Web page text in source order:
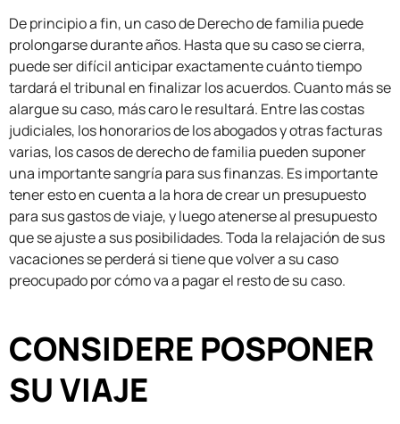
De principio a fin, un caso de Derecho de familia puede
prolongarse durante años. Hasta que su caso se cierra,
puede ser difícil anticipar exactamente cuánto tiempo
tardará el tribunal en finalizar los acuerdos. Cuanto más se
alargue su caso, más caro le resultará. Entre las costas
judiciales, los honorarios de los abogados y otras facturas
varias, los casos de derecho de familia pueden suponer
una importante sangría para sus finanzas. Es importante
tener esto en cuenta a la hora de crear un presupuesto
para sus gastos de viaje, y luego atenerse al presupuesto
que se ajuste a sus posibilidades. Toda la relajación de sus
vacaciones se perderá si tiene que volver a su caso
preocupado por cómo va a pagar el resto de su caso.
CONSIDERE POSPONER
SU VIAJE